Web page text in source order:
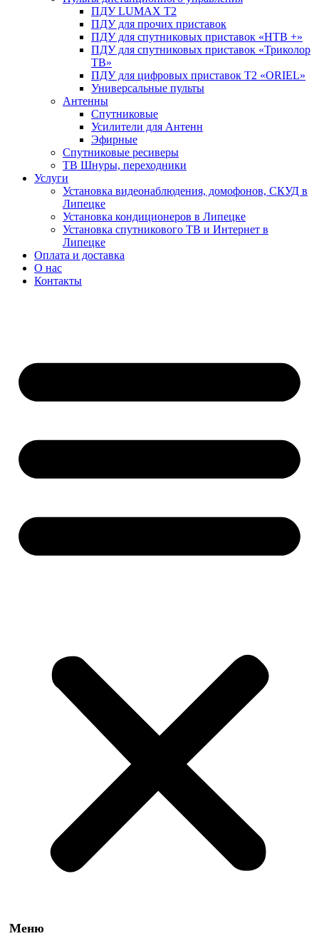
ПДУ LUMAX Т2
ПДУ для прочих приставок
ПДУ для спутниковых приставок «НТВ +»
ПДУ для спутниковых приставок «Триколор
ТВ»
ПДУ для цифровых приставок Т2 «ORIEL»
Универсальные пульты
Антенны
Спутниковые
Усилители для Антенн
Эфирные
Спутниковые ресиверы
ТВ Шнуры, переходники
Услуги
Установка видеонаблюдения, домофонов, СКУД в
Липецке
Установка кондиционеров в Липецке
Установка спутникового ТВ и Интернет в
Липецке
Оплата и доставка
О нас
Контакты